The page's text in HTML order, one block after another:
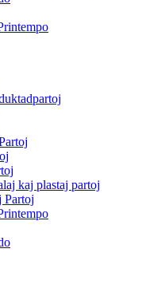
kaj plastaj partoj
Partoj